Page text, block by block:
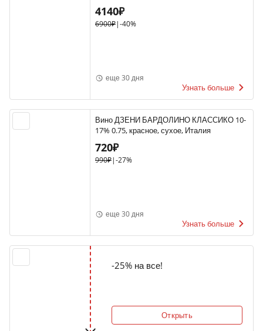
4140₽
6900₽|-40%
еще 30 дня
Узнать больше
Вино ДЗЕНИ БАРДОЛИНО КЛАССИКО 10-
17% 0.75, красное, сухое, Италия
720₽
990₽|-27%
еще 30 дня
Узнать больше
-25% на все!
Открыть